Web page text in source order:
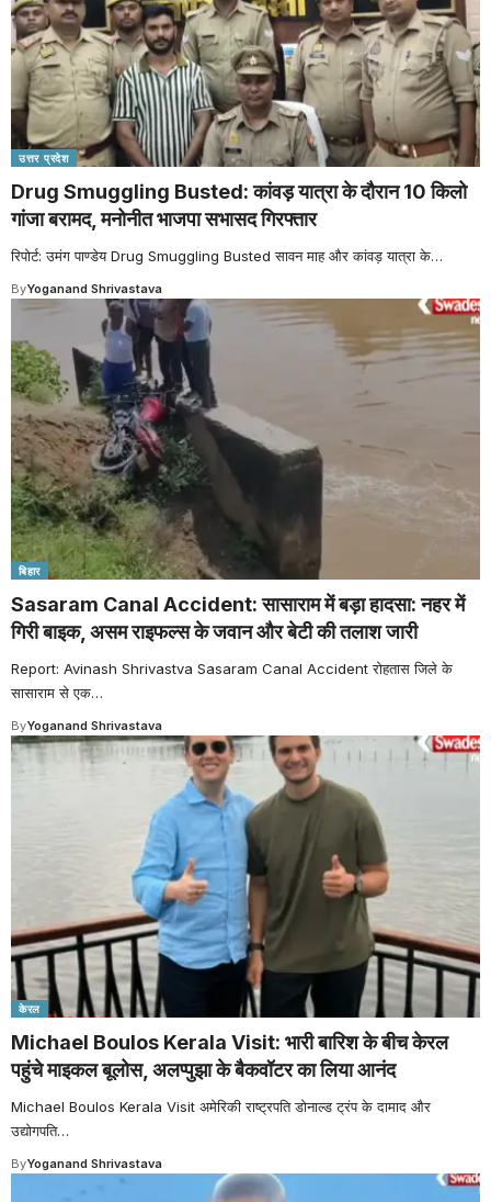
उत्तर प्रदेश
Drug Smuggling Busted: कांवड़ यात्रा के दौरान 10 किलो
गांजा बरामद, मनोनीत भाजपा सभासद गिरफ्तार
रिपोर्ट: उमंग पाण्डेय Drug Smuggling Busted सावन माह और कांवड़ यात्रा के…
ByYoganand Shrivastava
बिहार
Sasaram Canal Accident: सासाराम में बड़ा हादसा: नहर में
गिरी बाइक, असम राइफल्स के जवान और बेटी की तलाश जारी
Report: Avinash Shrivastva Sasaram Canal Accident रोहतास जिले के
सासाराम से एक…
ByYoganand Shrivastava
केरल
Michael Boulos Kerala Visit: भारी बारिश के बीच केरल
पहुंचे माइकल बूलोस, अलप्पुझा के बैकवॉटर का लिया आनंद
Michael Boulos Kerala Visit अमेरिकी राष्ट्रपति डोनाल्ड ट्रंप के दामाद और
उद्योगपति…
ByYoganand Shrivastava